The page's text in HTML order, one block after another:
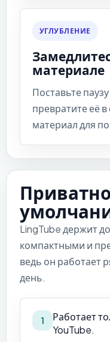
УГЛУБЛЕНИЕ
материале
Поставьте
превратите её
материал для
LingTube держит
компактными и
ведь он работает
день.
1
Работает
YouTube.